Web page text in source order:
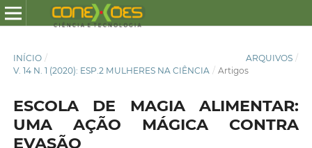
INÍCIO / ARQUIVOS /
V. 14 N. 1 (2020): ESP.2 MULHERES NA CIÊNCIA / Artigos
ESCOLA DE MAGIA ALIMENTAR:
UMA AÇÃO MÁGICA CONTRA
EVASÃO